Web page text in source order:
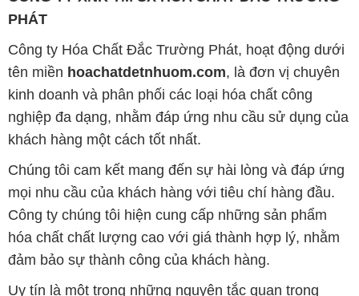
PHÁT
Công ty Hóa Chất Đắc Trường Phát, hoạt động dưới
tên miền hoachatdetnhuom.com, là đơn vị chuyên
kinh doanh và phân phối các loại hóa chất công
nghiệp đa dạng, nhằm đáp ứng nhu cầu sử dụng của
khách hàng một cách tốt nhất.
Chúng tôi cam kết mang đến sự hài lòng và đáp ứng
mọi nhu cầu của khách hàng với tiêu chí hàng đầu.
Công ty chúng tôi hiện cung cấp những sản phẩm
hóa chất chất lượng cao với giá thành hợp lý, nhằm
đảm bảo sự thành công của khách hàng.
Uy tín là một trong những nguyên tắc quan trọng